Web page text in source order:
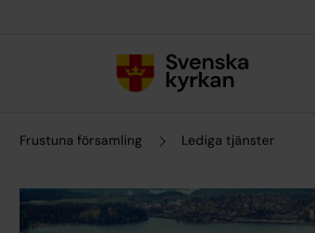
Frustuna församling Lediga tjänster